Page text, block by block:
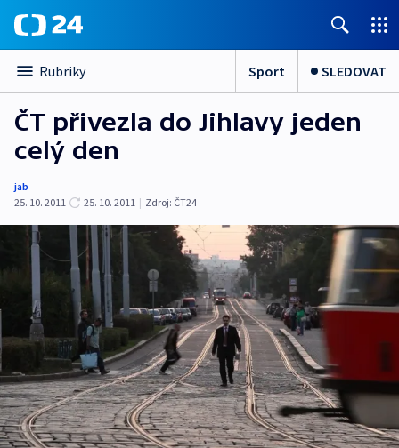
Rubriky Sport SLEDOVAT
ČT přivezla do Jihlavy jeden
celý den
jab
25. 10. 2011
25. 10. 2011 | Zdroj: ČT24